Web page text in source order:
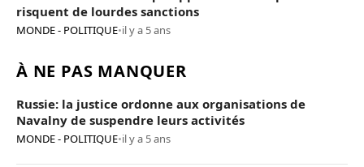
risquent de lourdes sanctions
MONDE - POLITIQUE•il y a 5 ans
À NE PAS MANQUER
Russie: la justice ordonne aux organisations de
Navalny de suspendre leurs activités
MONDE - POLITIQUE•il y a 5 ans